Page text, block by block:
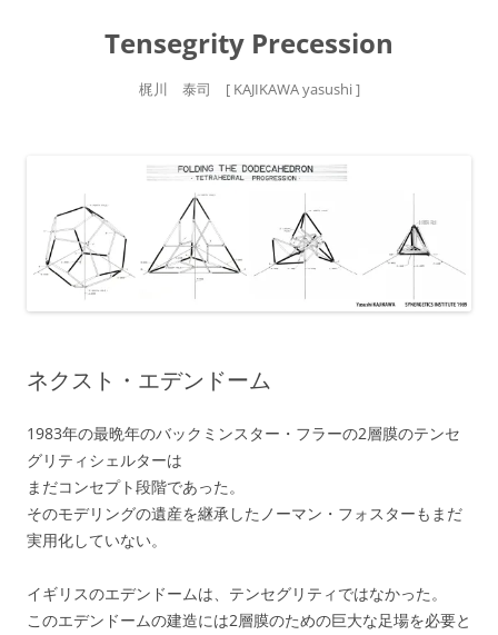
Tensegrity Precession
梶川 泰司 [ KAJIKAWA yasushi ]
テ
ン
プ
ネクスト・エデンドーム
1983年の最晩年のバックミンスター・フラーの2層膜のテンセ
グリティシェルターは
まだコンセプト段階であった。
そのモデリングの遺産を継承したノーマン・フォスターもまだ
実用化していない。
イギリスのエデンドームは、テンセグリティではなかった。
このエデンドームの建造には2層膜のための巨大な足場を必要と